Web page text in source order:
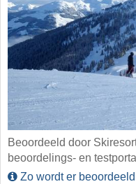
Beoordeeld door
beoordelings- en
Zo wordt er beoordeeld